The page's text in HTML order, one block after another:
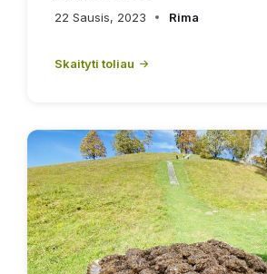
22 Sausis, 2023 Rima
Skaityti toliau